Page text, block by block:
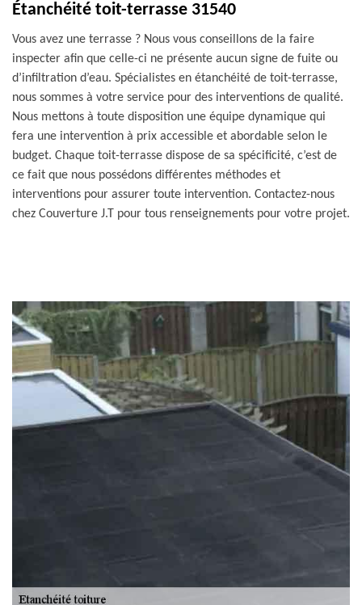
Étanchéité toit-terrasse 31540
Vous avez une terrasse ? Nous vous conseillons de la faire
inspecter afin que celle-ci ne présente aucun signe de fuite ou
d’infiltration d’eau. Spécialistes en étanchéité de toit-terrasse,
nous sommes à votre service pour des interventions de qualité.
Nous mettons à toute disposition une équipe dynamique qui
fera une intervention à prix accessible et abordable selon le
budget. Chaque toit-terrasse dispose de sa spécificité, c’est de
ce fait que nous possédons différentes méthodes et
interventions pour assurer toute intervention. Contactez-nous
chez Couverture J.T pour tous renseignements pour votre projet.